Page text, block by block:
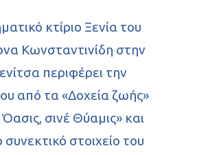
κτίριο Ξενία του
Κωνσταντινίδη στην
περιφέρει την
από τα «Δοχεία ζωής»
σινέ Θύαμις» και
συνεκτικό στοιχείο του